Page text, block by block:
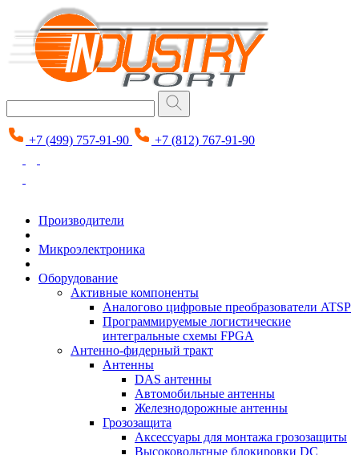
+7 (499) 757-91-90 +7 (812) 767-91-90
Производители
Микроэлектроника
Оборудование
Активные компоненты
Аналогово цифровые преобразователи ATSP
Программируемые логистические
интегральные схемы FPGA
Антенно-фидерный тракт
Антенны
DAS антенны
Автомобильные антенны
Железнодорожные антенны
Грозозащита
Аксессуары для монтажа грозозащиты
Высоковольтные блокировки DC